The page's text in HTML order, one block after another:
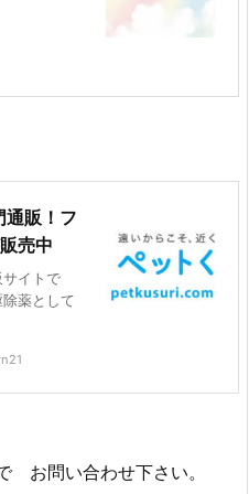
通販！フ
売中
イトで
薬として
問い合わせ下さい。